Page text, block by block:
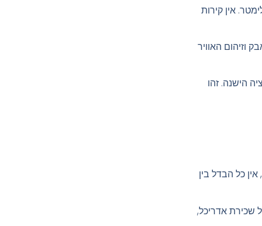
אין קירות
וזיהום האוויר
הישנה. זהו
כל הבדל בין
שכירת אדריכל,